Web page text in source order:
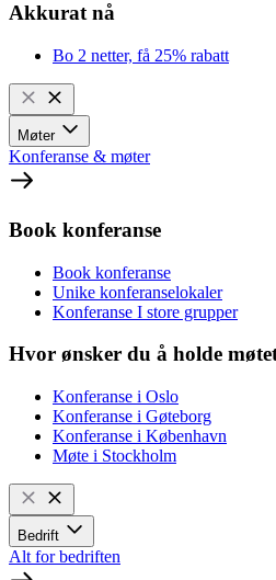
Akkurat nå
Bo 2 netter, få 25% rabatt
Møter
Konferanse & møter
Book konferanse
Book konferanse
Unike konferanselokaler
Konferanse I store grupper
Hvor ønsker du å holde
Konferanse i Oslo
Konferanse i Gøteborg
Konferanse i København
Møte i Stockholm
Bedrift
Alt for bedriften